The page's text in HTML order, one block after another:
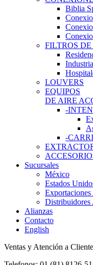
Biblia
FILTROS
LOUVERS
EQUIPOS
DE AIRE
-
-
Sucursales
México
Estados
Distribuidores
Alianzas
Contacto
English
Ventas y Atención a